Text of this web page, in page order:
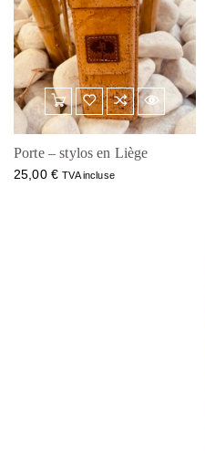
Porte – stylos en Liège
25,00 € TVA incluse